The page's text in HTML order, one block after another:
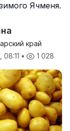
Ячменя.
край
• 1 028